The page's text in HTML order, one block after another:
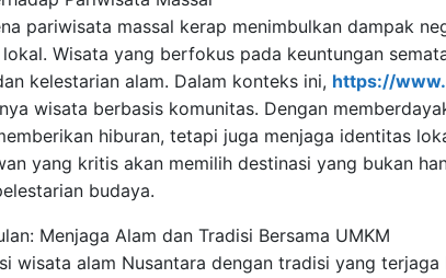
pariwisata massal kerap menimbulkan dampak
Wisata yang berfokus pada keuntungan
kelestarian alam. Dalam konteks ini, https://
wisata berbasis komunitas. Dengan
hiburan, tetapi juga menjaga identitas
yang kritis akan memilih destinasi yang bukan
budaya.
Menjaga Alam dan Tradisi Bersama UMKM
wisata alam Nusantara dengan tradisi yang